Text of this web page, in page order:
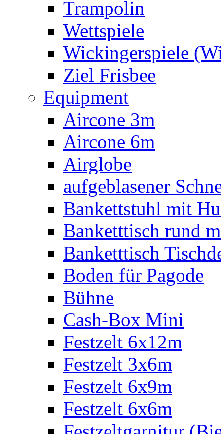
Trampolin
Wettspiele
Wickingerspiele
Ziel Frisbee
Equipment
Aircone 3m
Aircone 6m
Airglobe
aufgeblasener
Bankettstuhl mit
Banketttisch rund
Banketttisch
Boden für Pagode
Bühne
Cash-Box Mini
Festzelt 6x12m
Festzelt 3x6m
Festzelt 6x9m
Festzelt 6x6m